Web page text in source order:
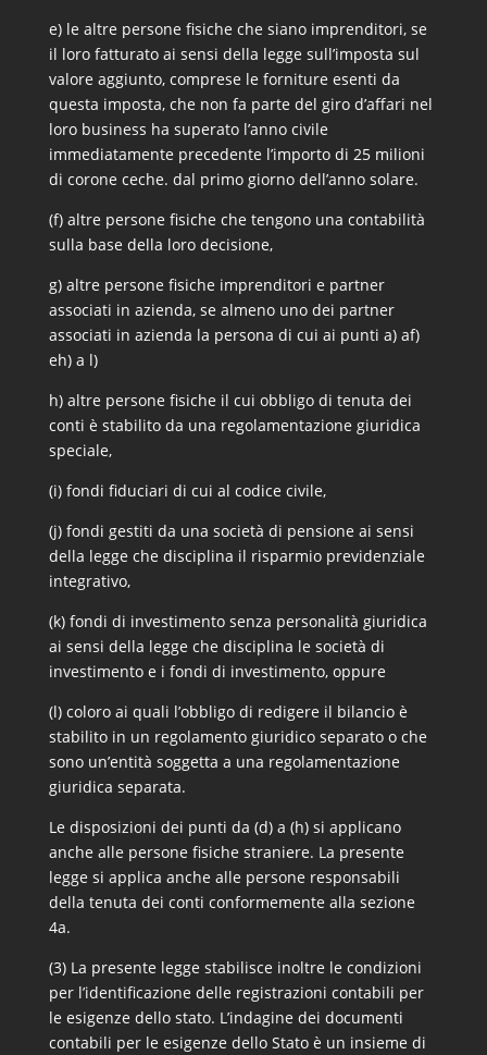
e) le altre persone fisiche che siano imprenditori, se
il loro fatturato ai sensi della legge sull’imposta sul
valore aggiunto, comprese le forniture esenti da
questa imposta, che non fa parte del giro d’affari nel
loro business ha superato l’anno civile
immediatamente precedente l’importo di 25 milioni
di corone ceche. dal primo giorno dell’anno solare.
(f) altre persone fisiche che tengono una contabilità
sulla base della loro decisione,
g) altre persone fisiche imprenditori e partner
associati in azienda, se almeno uno dei partner
associati in azienda la persona di cui ai punti a) af)
eh) a l)
h) altre persone fisiche il cui obbligo di tenuta dei
conti è stabilito da una regolamentazione giuridica
speciale,
(i) fondi fiduciari di cui al codice civile,
(j) fondi gestiti da una società di pensione ai sensi
della legge che disciplina il risparmio previdenziale
integrativo,
(k) fondi di investimento senza personalità giuridica
ai sensi della legge che disciplina le società di
investimento e i fondi di investimento, oppure
(l) coloro ai quali l’obbligo di redigere il bilancio è
stabilito in un regolamento giuridico separato o che
sono un’entità soggetta a una regolamentazione
giuridica separata.
Le disposizioni dei punti da (d) a (h) si applicano
anche alle persone fisiche straniere. La presente
legge si applica anche alle persone responsabili
della tenuta dei conti conformemente alla sezione
4a.
(3) La presente legge stabilisce inoltre le condizioni
per l’identificazione delle registrazioni contabili per
le esigenze dello stato. L’indagine dei documenti
contabili per le esigenze dello Stato è un insieme di